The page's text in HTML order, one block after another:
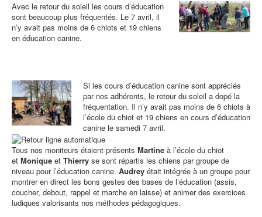
Avec le retour du soleil les cours d’éducation
sont beaucoup plus fréquentés. Le 7 avril, il
n’y avait pas moins de 6 chiots et 19 chiens
en éducation canine.
Si les cours d’éducation canine sont appréciés
par nos adhérents, le retour du soleil a dopé la
fréquentation. Il n’y avait pas moins de 6 chiots à
l’école du chiot et 19 chiens en cours d’éducation
canine le samedi 7 avril.
Tous nos moniteurs étaient présents Martine à l’école du chiot
et Monique et Thierry se sont répartis les chiens par groupe de
niveau pour l’éducation canine. Audrey était intégrée à un groupe pour
montrer en direct les bons gestes des bases de l’éducation (assis,
coucher, debout, rappel et marche en laisse) et animer des exercices
ludiques valorisants nos méthodes pédagogiques.